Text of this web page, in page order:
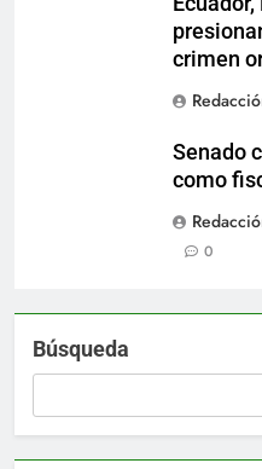
crimen
Senado
como
0
Búsqueda